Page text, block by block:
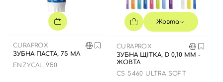
CURAPROX
ЗУБНА ПАСТА, 75 МЛ
ENZYCAL 950
Жовта
CURAPROX
ЗУБНА ЩІТКА, D 0,10 ММ -
ЖОВТА
CS 5460 ULTRA SOFT